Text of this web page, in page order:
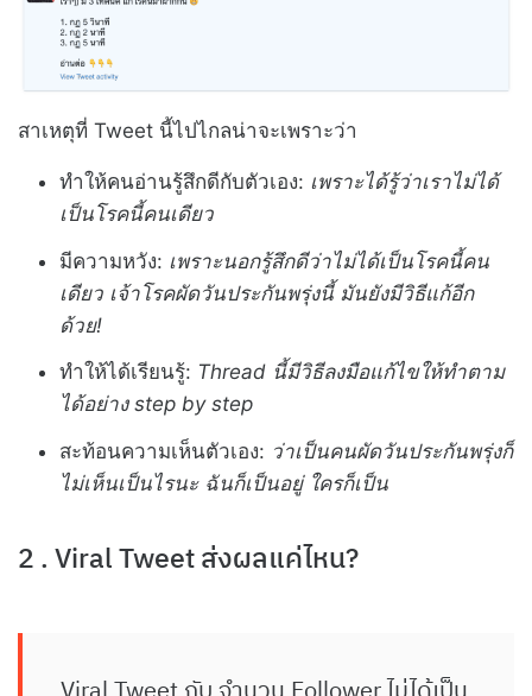
สาเหตุที่ Tweet นี้ไปไกลน่าจะเพราะว่า
ทำให้คนอ่านรู้สึกดีกับตัวเอง: เพราะได้รู้ว่าเราไม่ได้
เป็นโรคนี้คนเดียว
มีความหวัง: เพราะนอกรู้สึกดีว่าไม่ได้เป็นโรคนี้คน
เดียว เจ้าโรคผัดวันประกันพรุ่งนี้ มันยังมีวิธีแก้อีก
ด้วย!
ทำให้ได้เรียนรู้: Thread นี้มีวิธีลงมือแก้ไขให้ทำตาม
ได้อย่าง step by step
สะท้อนความเห็นตัวเอง: ว่าเป็นคนผัดวันประกันพรุ่งก็
ไม่เห็นเป็นไรนะ ฉันก็เป็นอยู่ ใครก็เป็น
2 . Viral Tweet ส่งผลแค่ไหน?